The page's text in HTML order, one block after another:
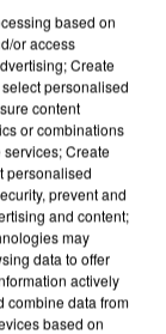
based on
or access
Create
personalised
content
or combinations
Create
personalised
prevent and
and content;
may
data to offer
actively
combine data from
based on